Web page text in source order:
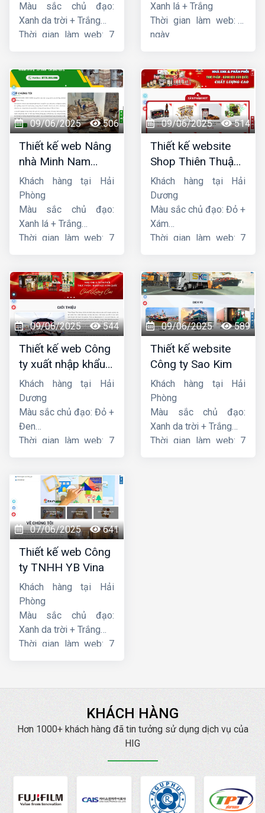
Màu sắc chủ đạo:
Xanh da trời + Trắng
Thời gian làm web: 7
Xanh lá + Trắng
Thời gian làm web: 7
ngày
09/06/2025 506
Thiết kế web Nâng
nhà Minh Nam
Hoàng
Khách hàng tại Hải
Phòng
Màu sắc chủ đạo:
Xanh lá + Trắng
Thời gian làm web: 7
09/06/2025 514
Thiết kế website
Shop Thiên Thuận
Phát
Khách hàng tại Hải
Dương
Màu sắc chủ đạo: Đỏ +
Xám
Thời gian làm web: 7
09/06/2025 544
Thiết kế web Công
ty xuất nhập khẩu
Thiên Thuận Phát
Khách hàng tại Hải
Dương
Màu sắc chủ đạo: Đỏ +
Đen
Thời gian làm web: 7
09/06/2025 589
Thiết kế website
Công ty Sao Kim
Khách hàng tại Hải
Phòng
Màu sắc chủ đạo:
Xanh da trời + Trắng
Thời gian làm web: 7
07/06/2025 641
Thiết kế web Công
ty TNHH YB Vina
Khách hàng tại Hải
Phòng
Màu sắc chủ đạo:
Xanh da trời + Trắng
Thời gian làm web: 7
KHÁCH HÀNG
Hơn 1000+ khách hàng đã tin tưởng sử dụng dịch vụ của
HIG